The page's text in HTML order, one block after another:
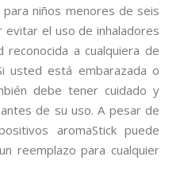
niños menores de seis
evitar el uso de inhaladores
reconocida a cualquiera de
usted está embarazada o
debe tener cuidado y
de su uso. A pesar de
aromaStick puede
reemplazo para cualquier